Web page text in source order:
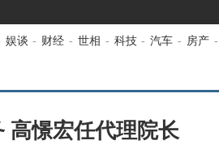
娱谈 - 财经 - 世相 - 科技 - 汽车 - 房产 -
高憬宏任代理院长